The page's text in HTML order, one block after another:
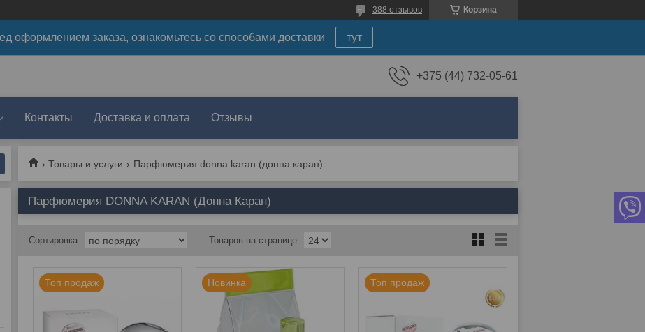
Корзина
388 отзывов
оформлением заказа, ознакомьтесь со способами доставки тут
+375 (44) 732-05-61
Контакты Доставка и оплата Отзывы
Товары и услуги Парфюмерия donna karan (донна каран)
Парфюмерия DONNA KARAN (Донна Каран)
Топ продаж Новинка Топ продаж